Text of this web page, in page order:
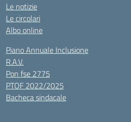
Le notizie
Le circolari
Albo online
Piano Annuale Inclusione
R.A.V.
Pon fse 2775
PTOF 2022/2025
Bacheca sindacale